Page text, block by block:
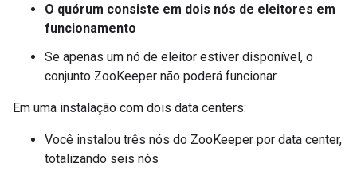
O quórum consiste em dois nós de eleitores em
funcionamento
Se apenas um nó de eleitor estiver disponível, o
conjunto ZooKeeper não poderá funcionar
Em uma instalação com dois data centers:
Você instalou três nós do ZooKeeper por data center,
totalizando seis nós